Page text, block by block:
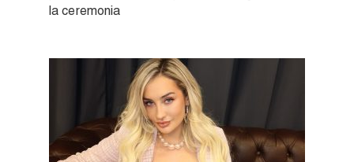
la ceremonia